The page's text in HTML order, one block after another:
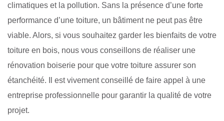
climatiques et la pollution. Sans la présence d’une forte
performance d’une toiture, un bâtiment ne peut pas être
viable. Alors, si vous souhaitez garder les bienfaits de votre
toiture en bois, nous vous conseillons de réaliser une
rénovation boiserie pour que votre toiture assurer son
étanchéité. Il est vivement conseillé de faire appel à une
entreprise professionnelle pour garantir la qualité de votre
projet.